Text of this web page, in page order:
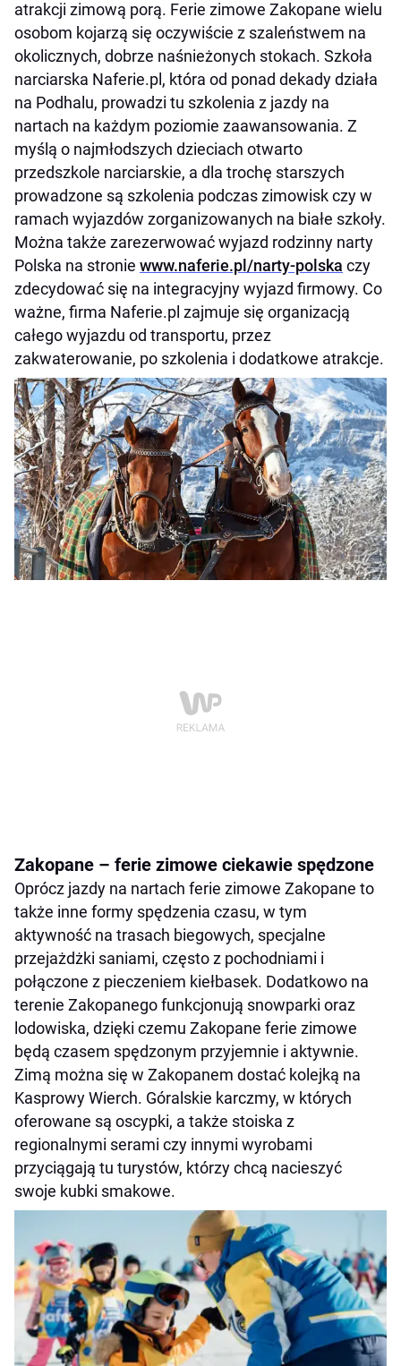
atrakcji zimową porą. Ferie zimowe Zakopane wielu
osobom kojarzą się oczywiście z szaleństwem na
okolicznych, dobrze naśnieżonych stokach. Szkoła
narciarska Naferie.pl, która od ponad dekady działa
na Podhalu, prowadzi tu szkolenia z jazdy na
nartach na każdym poziomie zaawansowania. Z
myślą o najmłodszych dzieciach otwarto
przedszkole narciarskie, a dla trochę starszych
prowadzone są szkolenia podczas zimowisk czy w
ramach wyjazdów zorganizowanych na białe szkoły.
Można także zarezerwować wyjazd rodzinny narty
Polska na stronie www.naferie.pl/narty-polska czy
zdecydować się na integracyjny wyjazd firmowy. Co
ważne, firma Naferie.pl zajmuje się organizacją
całego wyjazdu od transportu, przez
zakwaterowanie, po szkolenia i dodatkowe atrakcje.
Zakopane – ferie zimowe ciekawie spędzone
Oprócz jazdy na nartach ferie zimowe Zakopane to
także inne formy spędzenia czasu, w tym
aktywność na trasach biegowych, specjalne
przejażdżki saniami, często z pochodniami i
połączone z pieczeniem kiełbasek. Dodatkowo na
terenie Zakopanego funkcjonują snowparki oraz
lodowiska, dzięki czemu Zakopane ferie zimowe
będą czasem spędzonym przyjemnie i aktywnie.
Zimą można się w Zakopanem dostać kolejką na
Kasprowy Wierch. Góralskie karczmy, w których
oferowane są oscypki, a także stoiska z
regionalnymi serami czy innymi wyrobami
przyciągają tu turystów, którzy chcą nacieszyć
swoje kubki smakowe.